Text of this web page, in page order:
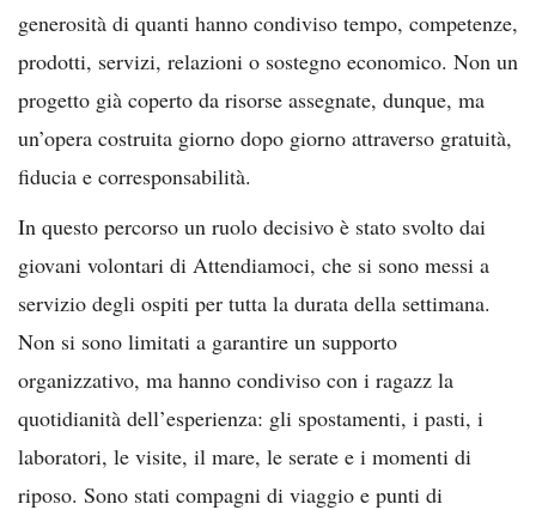
generosità di quanti hanno condiviso tempo, competenze,
prodotti, servizi, relazioni o sostegno economico. Non un
progetto già coperto da risorse assegnate, dunque, ma
un’opera costruita giorno dopo giorno attraverso gratuità,
fiducia e corresponsabilità.
In questo percorso un ruolo decisivo è stato svolto dai
giovani volontari di Attendiamoci, che si sono messi a
servizio degli ospiti per tutta la durata della settimana.
Non si sono limitati a garantire un supporto
organizzativo, ma hanno condiviso con i ragazz la
quotidianità dell’esperienza: gli spostamenti, i pasti, i
laboratori, le visite, il mare, le serate e i momenti di
riposo. Sono stati compagni di viaggio e punti di